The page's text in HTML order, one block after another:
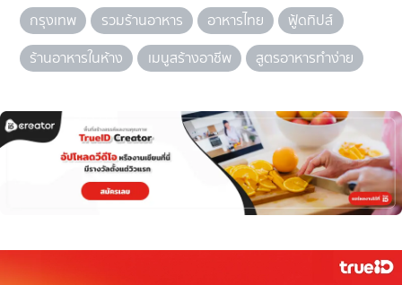
กรุงเทพ
รวมร้านอาหาร อาหารไทย
ฟู้ดทิปส์
ร้านอาหารในห้าง
เมนูสร้างอาชีพ สูตรอาหารทำง่าย